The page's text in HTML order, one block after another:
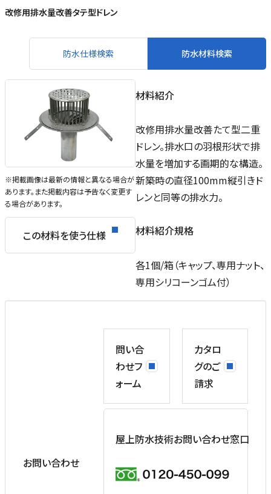
改修用排水量改善タテ型ドレン
防水仕様検索 防水材料検索
※掲載画像は最新の情報と異なる場合が
あります。また掲載内容は予告なく変更す
る場合があります。
この材料を使う仕様
材料紹介
改修用排水量改善たて型二重
ドレン。排水口の羽根形状で排
水量を増加する画期的な構造。
新築時の直径100mm縦引きド
レンと同等の排水力。
材料紹介規格
各1個/箱（キャップ、専用ナット、
専用シリコーンゴム付）
お問い合わせ
問い合
わせフ
ォーム
カタロ
グのご
請求
屋上防水技術お問い合わせ窓口